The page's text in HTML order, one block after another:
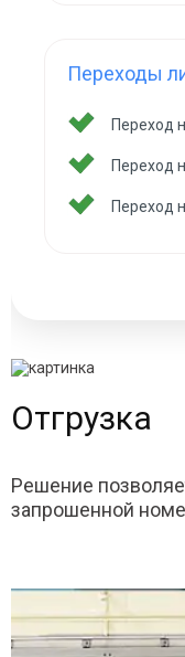
Переходы
Переход
Переход
Переход
Отгрузка
Решение
запрошенной